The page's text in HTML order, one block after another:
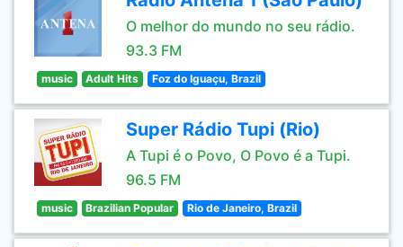
O melhor do mundo no seu rádio.
93.3 FM
music Adult Hits Foz do Iguaçu, Brazil
Super Rádio Tupi (Rio)
A Tupi é o Povo, O Povo é a Tupi.
96.5 FM
music Brazilian Popular Rio de Janeiro, Brazil